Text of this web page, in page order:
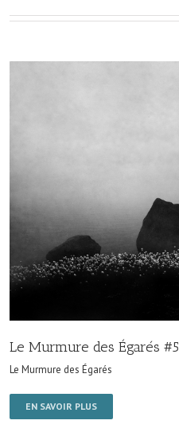
Le Murmure des Égarés #5
Le Murmure des Égarés
EN SAVOIR PLUS